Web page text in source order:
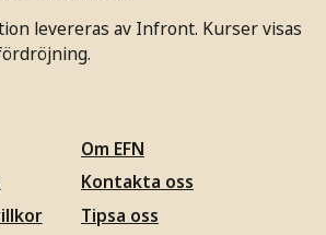
levereras av Infront. Kurser visas
Om EFN
Kontakta oss
Tipsa oss